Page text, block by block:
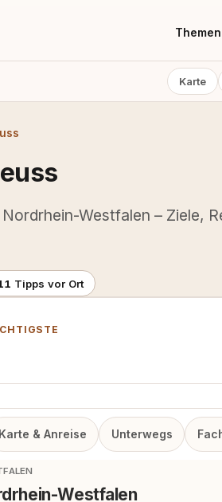
Themen
Karte
Westfalen – Ziele,
Tipps vor Ort
Karte & Anreise Unterwegs
Westfalen